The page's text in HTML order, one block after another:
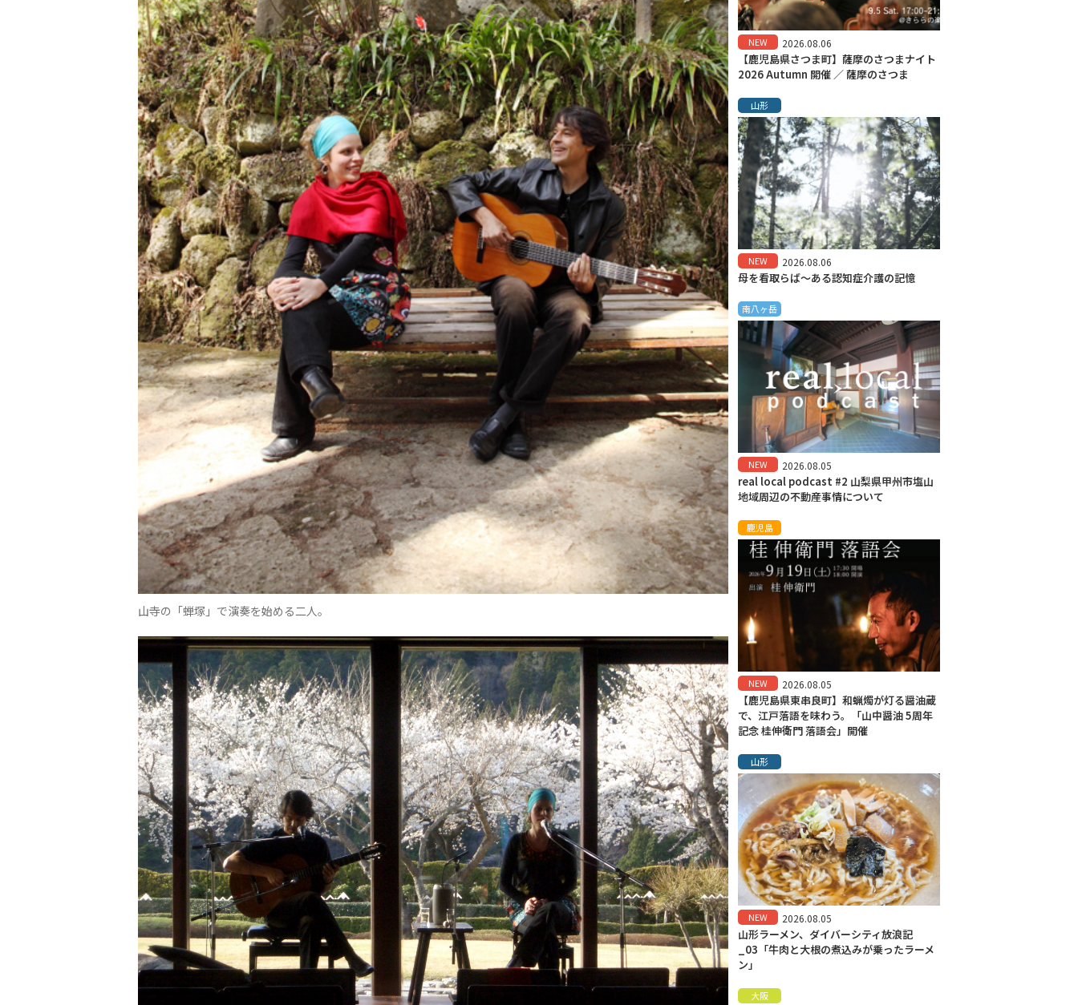
山寺の「蝉塚」で演奏を始める二人。
NEW 2026.08.06
【鹿児島県さつま町】薩摩のさつまナイト
2026 Autumn 開催 ／ 薩摩のさつま
山形
NEW 2026.08.06
母を看取らば～ある認知症介護の記憶
南八ヶ岳
NEW 2026.08.05
real local podcast #2 山梨県甲州市塩山
地域周辺の不動産事情について
鹿児島
NEW 2026.08.05
【鹿児島県東串良町】和蝋燭が灯る醤油蔵
で、江戸落語を味わう。「山中醤油 5周年
記念 桂伸衛門 落語会」開催
山形
NEW 2026.08.05
山形ラーメン、ダイバーシティ放浪記
_03「牛肉と大根の煮込みが乗ったラーメ
ン」
大阪